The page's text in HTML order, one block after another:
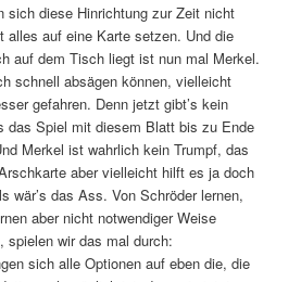
sich diese Hinrichtung zur Zeit nicht
alles auf eine Karte setzen. Und die
auf dem Tisch liegt ist nun mal Merkel.
schnell absägen können, vielleicht
gefahren. Denn jetzt gibt’s kein
das Spiel mit diesem Blatt bis zu Ende
Merkel ist wahrlich kein Trumpf, das
aber vielleicht hilft es ja doch
wär’s das Ass. Von Schröder lernen,
aber nicht notwendiger Weise
spielen wir das mal durch:
sich alle Optionen auf eben die, die